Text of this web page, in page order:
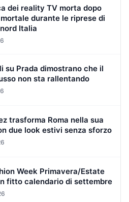
dei reality TV morta dopo
durante le riprese di
Italia
su Prada dimostrano che il
non sta rallentando
trasforma Roma nella sua
due look estivi senza sforzo
Week Primavera/Estate
fitto calendario di settembre